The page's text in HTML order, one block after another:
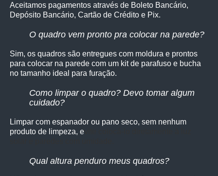
Aceitamos pagamentos através de Boleto Bancário,
Depósito Bancário, Cartão de Crédito e Pix.
O quadro vem pronto pra colocar na parede?
Sim, os quadros são entregues com moldura e prontos
para colocar na parede com um kit de parafuso e bucha
no tamanho ideal para furação.
Como limpar o quadro? Devo tomar algum
cuidado?
Limpar com espanador ou pano seco, sem nenhum
produto de limpeza, e
Qual altura penduro meus quadros?